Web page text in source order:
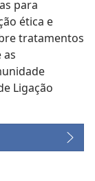
para
ética e
tratamentos
as
Ligação